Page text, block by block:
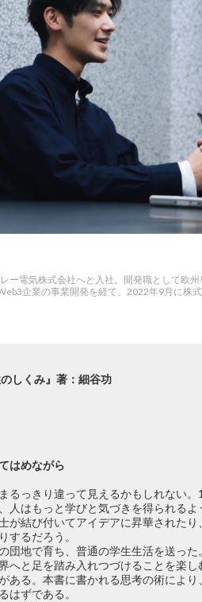
ー電気株式会社へと入社。開発職として欧州
企業の事業開発を経て、2022年9月に株
しくみ』著：細谷功
はめながら
るっきり違って見えるかもしれない。
はもっと学びと気づきを得られるよ
が結び付いてアイデアに昇華されたり
するだろう。
地で育ち、普通の学生生活を送った
へと足を踏み入れつづけることを楽し
ある。本書に書かれる思考の術により
はずである。